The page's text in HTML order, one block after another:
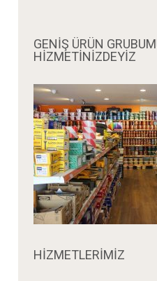
GENİŞ ÜRÜN
HİZMETİNİZDEYİZ
HİZMETLERİMİZ